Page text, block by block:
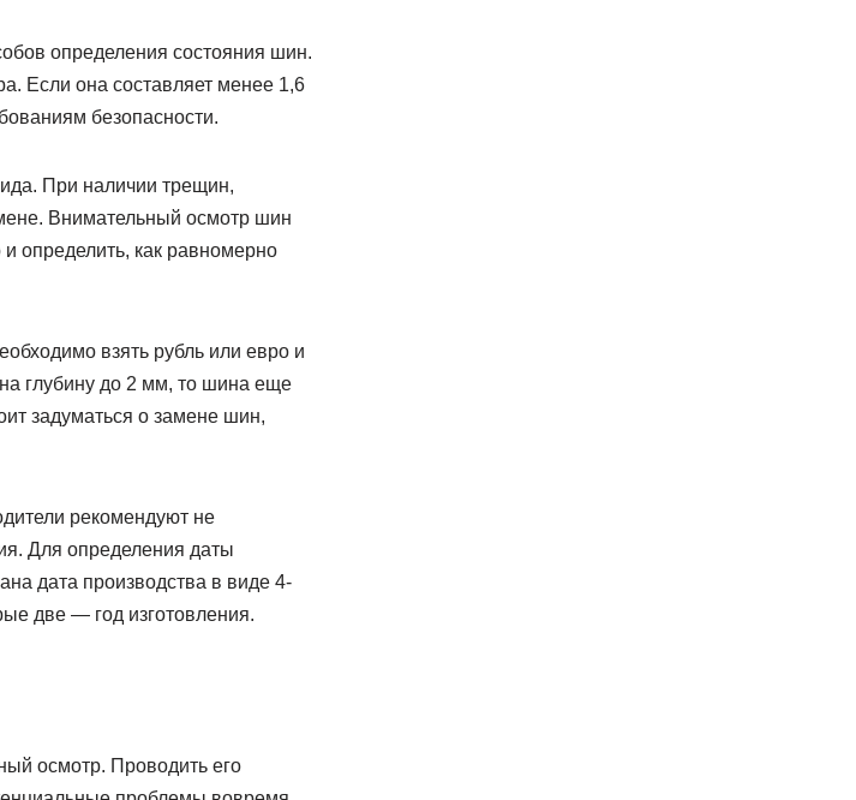
определения состояния шин.
Если она составляет менее 1,6
безопасности.
При наличии трещин,
Внимательный осмотр шин
определить, как равномерно
взять рубль или евро и
на глубину до 2 мм, то шина еще
задуматься о замене шин,
рекомендуют не
Для определения даты
дата производства в виде 4-
две — год изготовления.
осмотр. Проводить его